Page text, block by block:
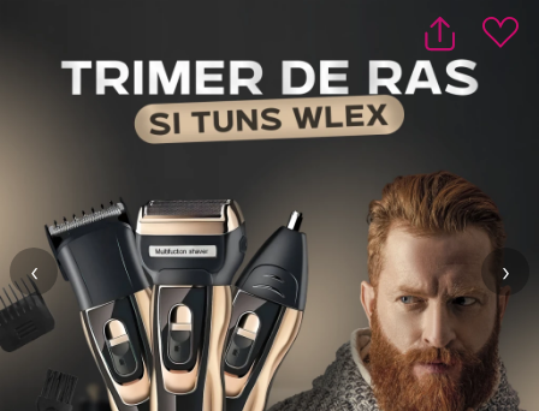
‹ ›